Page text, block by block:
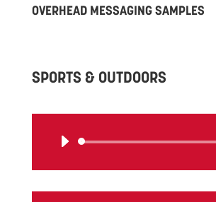
OVERHEAD MESSAGING SAMPLES
SPORTS & OUTDOORS
音
プ
レ